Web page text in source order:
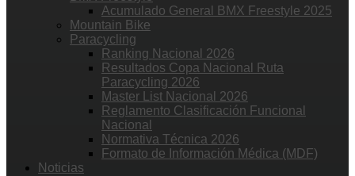
Acumulado General BMX Freestyle 2025
Mountain Bike
Paracycling
Ranking Nacional 2026
Resultados Copa Nacional Ruta
Paracycling 2026
Master List Nacional 2026
Reglamento Clasificación Funcional
Nacional
Normativa Técnica 2026
Formato de Información Médica (MDF)
Noticias